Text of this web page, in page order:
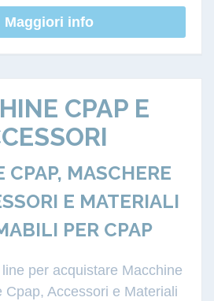
Maggiori info
CPAP E
CPAP, MASCHERE
E MATERIALI
PER CPAP
per acquistare Macchine
Cpap, Accessori e Materiali